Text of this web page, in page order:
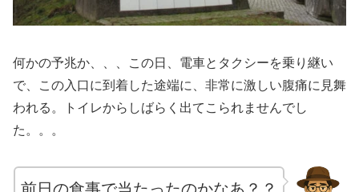
何かの予兆か、、、この日、電車とタクシーを乗り継い
で、この入口に到着した途端に、非常に激しい腹痛に見舞
われる。トイレからしばらく出てこられませんでし
た。。。